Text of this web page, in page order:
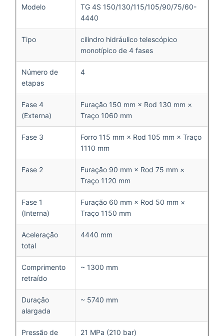
Modelo
TG 4S 150/130/115/105/90/75/60-
4440
Tipo
cilindro hidráulico telescópico
monotípico de 4 fases
Número de
etapas
4
Fase 4
(Externa)
Furação 150 mm × Rod 130 mm ×
Traço 1060 mm
Fase 3
Forro 115 mm × Rod 105 mm × Traço
1110 mm
Fase 2
Furação 90 mm × Rod 75 mm ×
Traço 1120 mm
Fase 1
(Interna)
Furação 60 mm × Rod 50 mm ×
Traço 1150 mm
Aceleração
total
4440 mm
Comprimento
retraído
~ 1300 mm
Duração
alargada
~ 5740 mm
Pressão de
21 MPa (210 bar)